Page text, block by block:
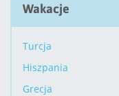
Wakacje
Turcja
Hiszpania
Grecja